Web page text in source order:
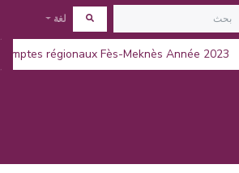
لغة
comptes régionaux Fès-Meknès Année 2023